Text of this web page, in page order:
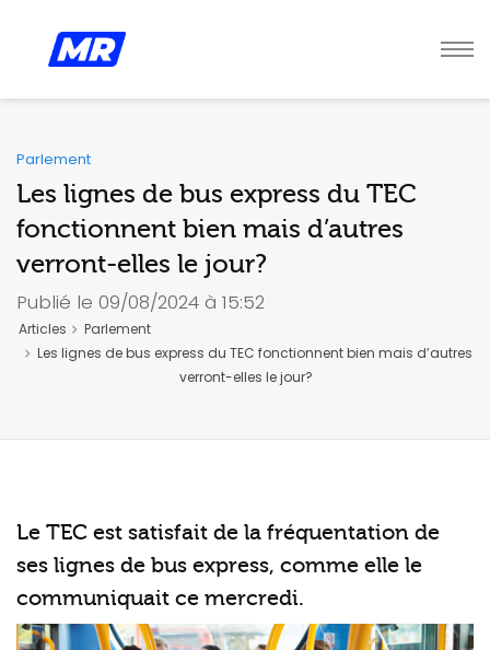
Parlement
Les lignes de bus express du TEC
fonctionnent bien mais d’autres
verront-elles le jour?
Publié le 09/08/2024 à 15:52
Articles
Parlement
Les lignes de bus express du TEC fonctionnent bien mais d’autres
verront-elles le jour?
Le TEC est satisfait de la fréquentation de
ses lignes de bus express, comme elle le
communiquait ce mercredi.